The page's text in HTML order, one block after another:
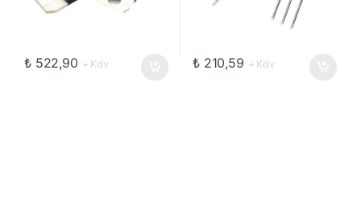
₺522,90 + Kdv ₺210,59 + Kdv